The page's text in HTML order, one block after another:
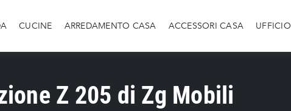
CUCINE ARREDAMENTO CASA ACCESSORI CASA UFFICIO
Z 205 di Zg Mobili